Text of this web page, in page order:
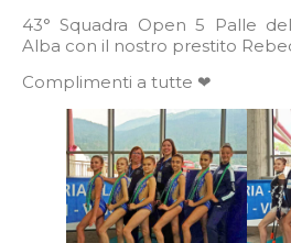
43° Squadra Open 5 Palle
Alba con il nostro prestito
Complimenti a tutte ❤